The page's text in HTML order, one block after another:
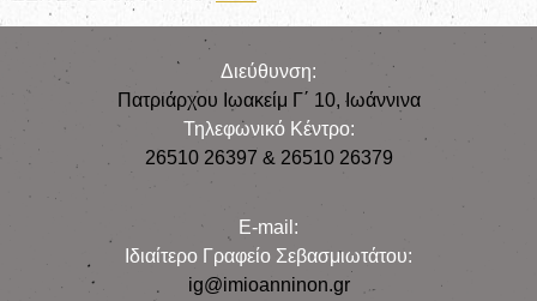
Διεύθυνση:
Πατριάρχου Ιωακείμ Γ΄ 10, Iωάννινα
Τηλεφωνικό Κέντρο:
26510 26397 & 26510 26379
E-mail:
Iδιαίτερο Γραφείο Σεβασμιωτάτου:
ig@imioanninon.gr